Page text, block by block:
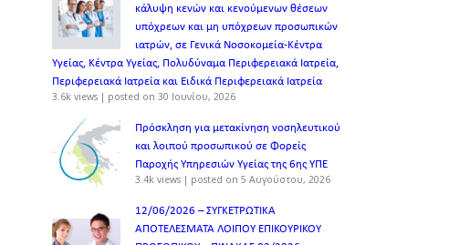
κάλυψη κενών και κενούμενων θέσεων
υπόχρεων και μη υπόχρεων προσωπικών
ιατρών, σε Γενικά Νοσοκομεία-Κέντρα
Υγείας, Κέντρα Υγείας, Πολυδύναμα Περιφερειακά Ιατρεία,
Περιφερειακά Ιατρεία και Ειδικά Περιφερειακά Ιατρεία
3.6k views | posted on 30 Ιουνίου, 2026
Πρόσκληση για μετακίνηση νοσηλευτικού
και λοιπού προσωπικού σε Φορείς
Παροχής Υπηρεσιών Υγείας της 6ης ΥΠΕ
3.4k views | posted on 5 Αυγούστου, 2026
12/06/2026 – ΣΥΓΚΕΤΡΩΤΙΚΑ
ΑΠΟΤΕΛΕΣΜΑΤΑ ΛΟΙΠΟΥ ΕΠΙΚΟΥΡΙΚΟΥ